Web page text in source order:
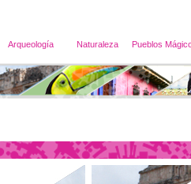
Arqueología Naturaleza Pueblos